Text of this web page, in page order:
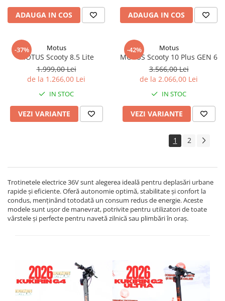
ADAUGA IN COS ADAUGA IN COS
-37% Motus
MOTUS Scooty 8.5 Lite
1.999,00 Lei
de la 1.266,00 Lei
IN STOC
VEZI VARIANTE
-42% Motus
MOTUS Scooty 10 Plus GEN 6
3.566,00 Lei
de la 2.066,00 Lei
IN STOC
VEZI VARIANTE
1 2
Trotinetele electrice 36V sunt alegerea ideală pentru deplasări urbane
rapide și eficiente. Oferă autonomie optimă, stabilitate și confort la
condus, menținând totodată un consum redus de energie. Aceste
modele sunt ușor de manevrat, potrivite pentru utilizatori de toate
vârstele și perfecte pentru navetă zilnică sau plimbări în oraș.